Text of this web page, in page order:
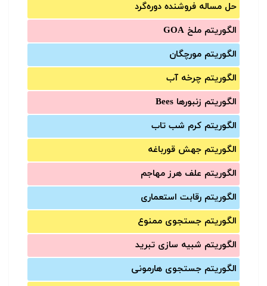
حل مساله فروشنده دوره‌گرد
الگوریتم ملخ GOA
الگوریتم مورچگان
الگوریتم چرخه آب
الگوریتم زنبورها Bees
الگوریتم کرم شب تاب
الگوریتم جهش قورباغه
الگوریتم علف هرز مهاجم
الگوریتم رقابت استعماری
الگوریتم جستجوی ممنوع
الگوریتم شبیه سازی تبرید
الگوریتم جستجوی هارمونی